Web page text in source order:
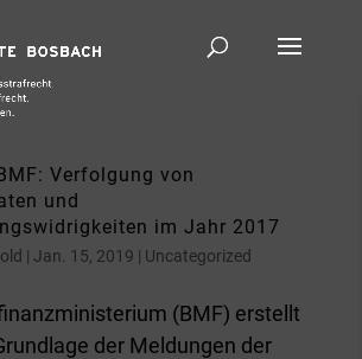
Verfolgung von
und
im Jahr 2017
| Jan. 15, 2019 | Uncategorized
(BMF) erstellt
der Meldungen der